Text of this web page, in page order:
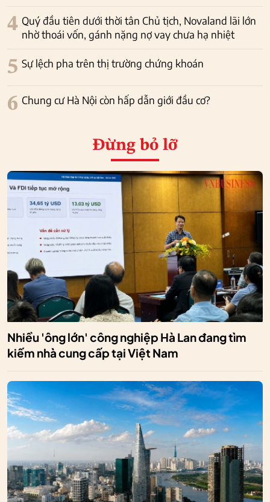
4 Quý đầu tiên dưới thời tân Chủ tịch, Novaland lãi lớn
nhờ thoái vốn, gánh nặng nợ vay chưa hạ nhiệt
5 Sự lệch pha trên thị trường chứng khoán
6 Chung cư Hà Nội còn hấp dẫn giới đầu cơ?
Đừng bỏ lỡ
Nhiều 'ông lớn' công nghiệp Hà Lan đang tìm
kiếm nhà cung cấp tại Việt Nam